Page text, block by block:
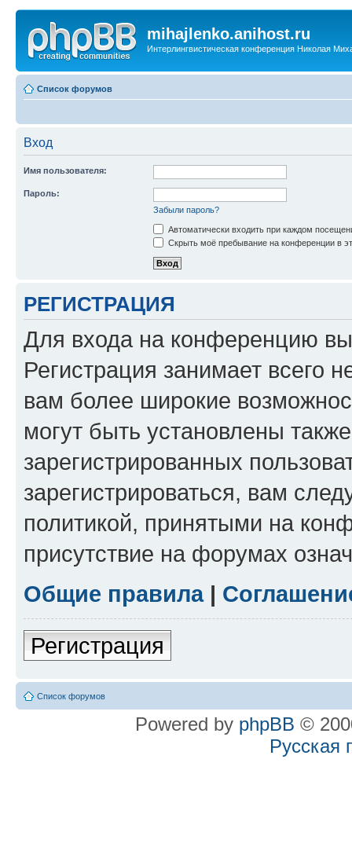
mihajlenko.anihost.ru
Интерлингвистическая конференция Николая
Список форумов
Вход
Имя пользователя:
Пароль:
Забыли пароль?
Автоматически входить при каждом
Скрыть моё пребывание на конференции в
РЕГИСТРАЦИЯ
Для входа на конференцию
Регистрация занимает всего
вам более широкие
могут быть установлены
зарегистрированных
зарегистрироваться, вам
политикой, принятыми на
присутствие на форумах
Общие правила|
Регистрация
Список форумов
Powered by phpBB ©
Русская